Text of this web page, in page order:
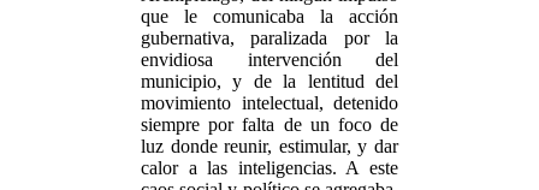
que le comunicaba la acción
gubernativa, paralizada por la
envidiosa intervención del
municipio, y de la lentitud del
movimiento intelectual, detenido
siempre por falta de un foco de
luz donde reunir, estimular, y dar
calor a las inteligencias. A este